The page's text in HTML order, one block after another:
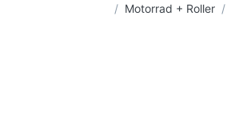
Startseite
Motorrad + Roller